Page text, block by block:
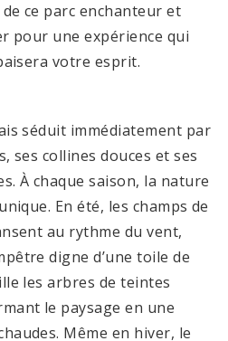
ce parc enchanteur et
pour une expérience qui
votre esprit.
séduit immédiatement par
ses collines douces et ses
À chaque saison, la nature
En été, les champs de
au rythme du vent,
digne d’une toile de
les arbres de teintes
le paysage en une
Même en hiver, le